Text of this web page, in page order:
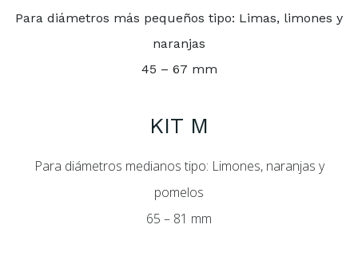
Para diámetros más pequeños tipo: Limas, limones y
naranjas
45 – 67 mm
KIT M
Para diámetros medianos tipo: Limones, naranjas y
pomelos
65 – 81 mm